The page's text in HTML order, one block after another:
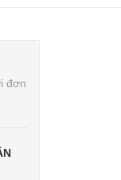
đơn